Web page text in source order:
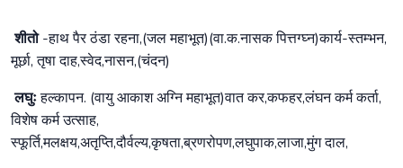
शीतो-हाथ पैर ठंडा रहना,(जल महाभूत)(वा.क.नासक पित्तग्घ्न)कार्य-स्तम्भन,
मूर्छा, तृषा दाह,स्वेद,नासन,(चंदन)
लघुःहल्कापन. (वायु आकाश अग्नि महाभूत)वात कर,कफहर,लंघन कर्म कर्ता,
विशेष कर्म उत्साह,
स्फूर्ति,मलक्षय,अतृप्ति,दौर्वल्य,कृषता,ब्रणरोपण,लघुपाक,लाजा,मुंग दाल,